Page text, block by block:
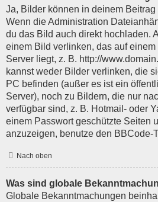
Ja, Bilder können in deinem
Wenn die Administration
du das Bild auch direkt hochladen.
einem Bild verlinken, das auf
Server liegt, z. B. http://
kannst weder Bilder verlinken, die
PC befinden (außer es ist ein
Server), noch zu Bildern, die nur
verfügbar sind, z. B. Hotmail- oder
einem Passwort geschützte Seiten
anzuzeigen, benutze den BBCode-
Nach oben
Was sind globale
Globale Bekanntmachungen